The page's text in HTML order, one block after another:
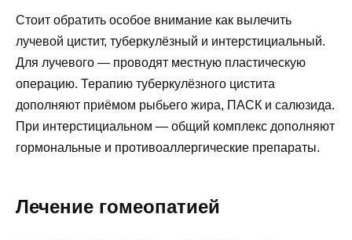
Стоит обратить особое внимание как вылечить
лучевой цистит, туберкулёзный и интерстициальный.
Для лучевого — проводят местную пластическую
операцию. Терапию туберкулёзного цистита
дополняют приёмом рыбьего жира, ПАСК и салюзида.
При интерстициальном — общий комплекс дополняют
гормональные и противоаллергические препараты.
Лечение гомеопатией